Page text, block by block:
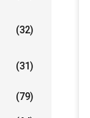
(32)
(31)
(79)